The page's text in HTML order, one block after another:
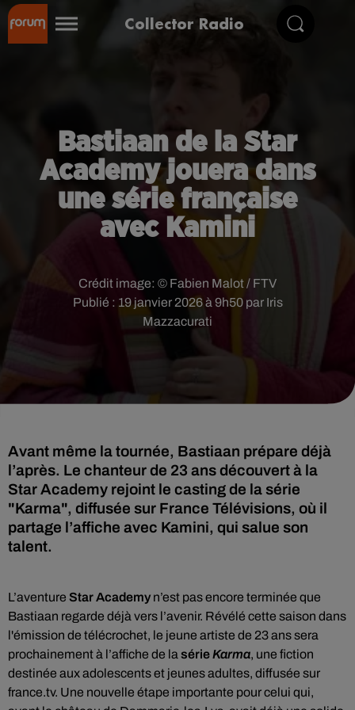
Collector Radio
Bastiaan de la Star
Academy jouera dans
une série française
avec Kamini
Publié : 19 janvier 2026 à 9h50 par Iris
Mazzacurati
Crédit image: © Fabien Malot / FTV
Avant même la tournée, Bastiaan prépare déjà
l’après. Le chanteur de 23 ans découvert à la
Star Academy rejoint le casting de la série
"Karma", diffusée sur France Télévisions, où il
partage l’affiche avec Kamini, qui salue son
talent.
L’aventure Star Academy n’est pas encore terminée que
Bastiaan regarde déjà vers l’avenir. Révélé cette saison dans
l'émission de télécrochet, le jeune artiste de 23 ans sera
prochainement à l’affiche de la sérieKarma, une fiction
destinée aux adolescents et jeunes adultes, diffusée sur
france.tv. Une nouvelle étape importante pour celui qui,